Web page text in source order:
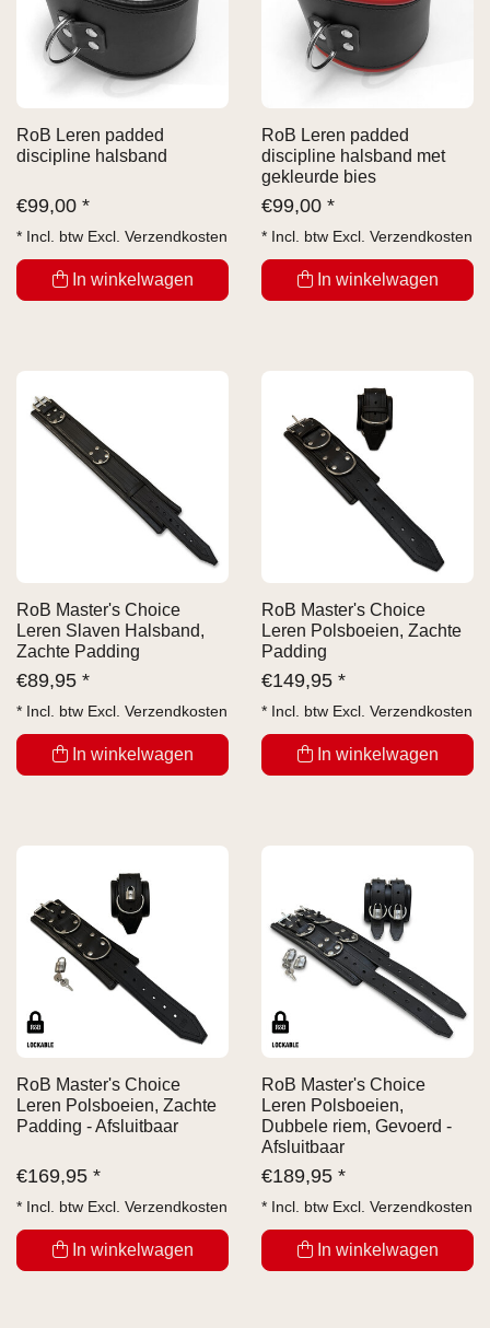
RoB Leren padded
discipline halsband
€99,00 *
* Incl. btw Excl. Verzendkosten
In winkelwagen
RoB Leren padded
discipline halsband met
gekleurde bies
€99,00 *
* Incl. btw Excl. Verzendkosten
In winkelwagen
RoB Master's Choice
Leren Slaven Halsband,
Zachte Padding
€89,95 *
* Incl. btw Excl. Verzendkosten
In winkelwagen
RoB Master's Choice
Leren Polsboeien, Zachte
Padding
€149,95 *
* Incl. btw Excl. Verzendkosten
In winkelwagen
RoB Master's Choice
Leren Polsboeien, Zachte
Padding - Afsluitbaar
€169,95 *
* Incl. btw Excl. Verzendkosten
In winkelwagen
RoB Master's Choice
Leren Polsboeien,
Dubbele riem, Gevoerd -
Afsluitbaar
€189,95 *
* Incl. btw Excl. Verzendkosten
In winkelwagen